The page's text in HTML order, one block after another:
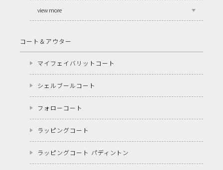
view more
コート＆アウター
マイフェイバリットコート
シェルブールコート
フォローコート
ラッピングコート
ラッピングコート パディントン